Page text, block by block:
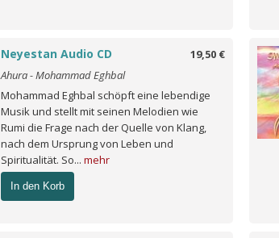
19,50 €
Neyestan Audio CD
Ahura - Mohammad Eghbal
Mohammad Eghbal schöpft eine lebendige
Musik und stellt mit seinen Melodien wie
Rumi die Frage nach der Quelle von Klang,
nach dem Ursprung von Leben und
Spiritualität. So... mehr
In den Korb